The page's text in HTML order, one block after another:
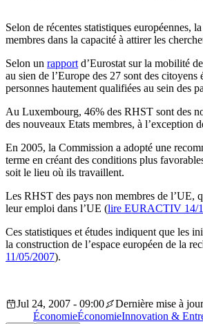
Selon de récentes statistiques européennes,
membres dans la capacité à attirer les
Selon un rapport d’Eurostat sur la mobilité
au sien de l’Europe des 27 sont des
personnes hautement qualifiées au sein des
Au Luxembourg, 46% des RHST sont des
des nouveaux Etats membres, à l’exception
En 2005, la Commission a adopté une
terme en créant des conditions plus
soit le lieu où ils travaillent.
Les RHST des pays non membres de l’UE,
leur emploi dans l’UE (lire EURACTIV 14/
Ces statistiques et études indiquent que les
la construction de l’espace européen de la
11/05/2007).
Jul 24, 2007 - 09:00
Dernière mise à
ÉconomieÉconomieInnovation &